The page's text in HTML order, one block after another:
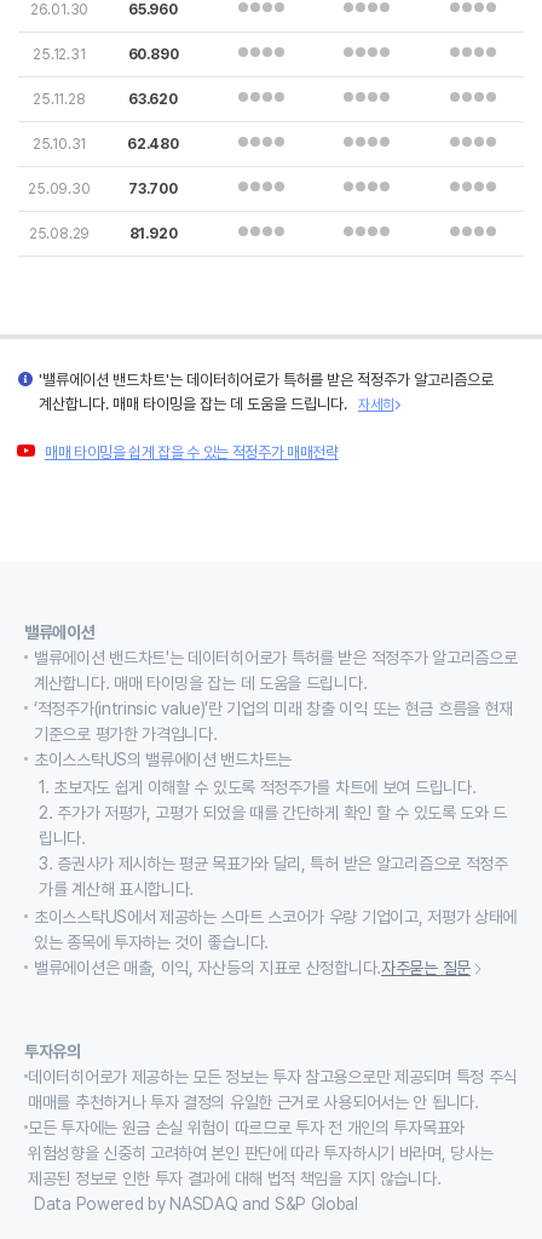
26.01.30 65.960
25.12.31 60.890
25.11.28 63.620
25.10.31 62.480
25.09.30 73.700
25.08.29 81.920
'밸류에이션 밴드차트'는 데이터히어로가 특허를 받은 적정주가 알고리즘으로
계산합니다. 매매 타이밍을 잡는 데 도움을 드립니다.
자세히
매매 타이밍을 쉽게 잡을 수 있는 적정주가 매매전략
밸류에이션
밸류에이션 밴드차트'는 데이터히어로가 특허를 받은 적정주가 알고리즘으로
계산합니다. 매매 타이밍을 잡는 데 도움을 드립니다.
‘적정주가(intrinsic value)’란 기업의 미래 창출 이익 또는 현금 흐름을 현재
기준으로 평가한 가격입니다.
초이스스탁US의 밸류에이션 밴드차트는
1. 초보자도 쉽게 이해할 수 있도록 적정주가를 차트에 보여 드립니다.
2. 주가가 저평가, 고평가 되었을 때를 간단하게 확인 할 수 있도록 도와 드
립니다.
3. 증권사가 제시하는 평균 목표가와 달리, 특허 받은 알고리즘으로 적정주
가를 계산해 표시합니다.
초이스스탁US에서 제공하는 스마트 스코어가 우량 기업이고, 저평가 상태에
있는 종목에 투자하는 것이 좋습니다.
밸류에이션은 매출, 이익, 자산등의 지표로 산정합니다.자주묻는 질문
투자유의
데이터히어로가 제공하는 모든 정보는 투자 참고용으로만 제공되며 특정 주식
매매를 추천하거나 투자 결정의 유일한 근거로 사용되어서는 안 됩니다.
모든 투자에는 원금 손실 위험이 따르므로 투자 전 개인의 투자목표와
위험성향을 신중히 고려하여 본인 판단에 따라 투자하시기 바라며, 당사는
제공된 정보로 인한 투자 결과에 대해 법적 책임을 지지 않습니다.
Data Powered by NASDAQ and S&P Global